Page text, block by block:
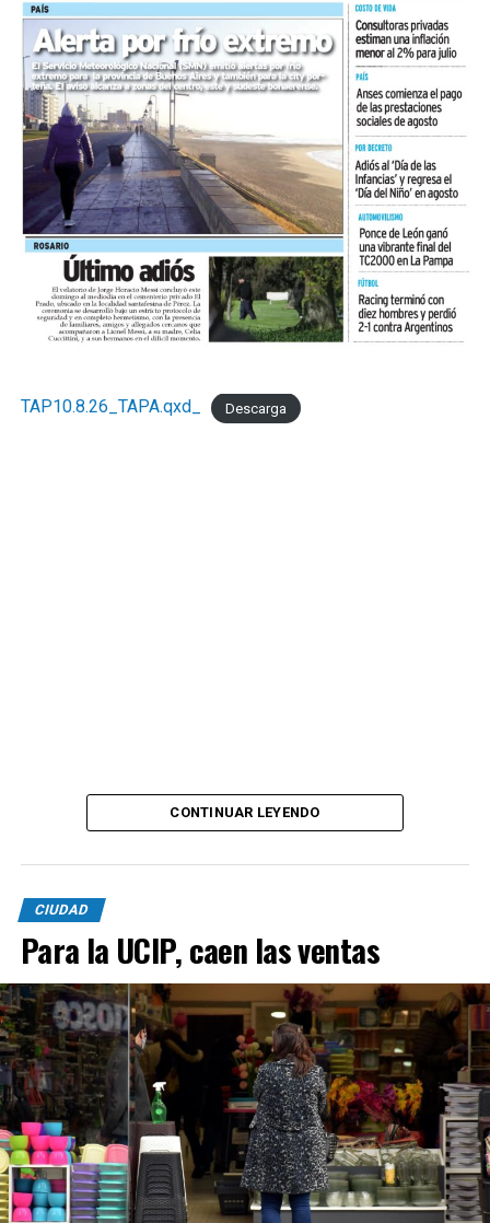
TAP10.8.26_TAPA.qxd_ Descarga
CONTINUAR LEYENDO
CIUDAD
Para la UCIP, caen las ventas